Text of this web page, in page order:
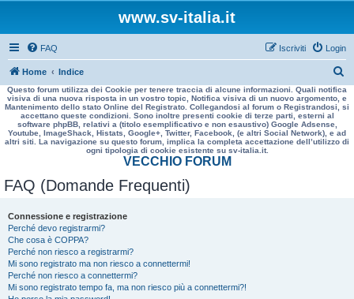
www.sv-italia.it
FAQ Login
Iscriviti
Home Indice
e
r
a
Questo forum utilizza dei Cookie per tenere traccia di alcune informazioni. Quali notifica
visiva di una nuova risposta in un vostro topic, Notifica visiva di un nuovo argomento, e
Mantenimento dello stato Online del Registrato. Collegandosi al forum o Registrandosi, si
accettano queste condizioni. Sono inoltre presenti cookie di terze parti, esterni al
software phpBB, relativi a (titolo esemplificativo e non esaustivo) Google Adsense,
Youtube, ImageShack, Histats, Google+, Twitter, Facebook, (e altri Social Network), e ad
altri siti. La navigazione su questo forum, implica la completa accettazione dell’utilizzo di
ogni tipologia di cookie esistente su sv-italia.it.
VECCHIO FORUM
FAQ (Domande Frequenti)
Connessione e registrazione
Perché devo registrarmi?
Che cosa è COPPA?
Perché non riesco a registrarmi?
Mi sono registrato ma non riesco a connettermi!
Perché non riesco a connettermi?
Mi sono registrato tempo fa, ma non riesco più a connettermi?!